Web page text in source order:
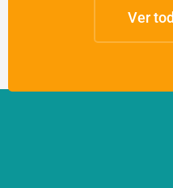
Ver